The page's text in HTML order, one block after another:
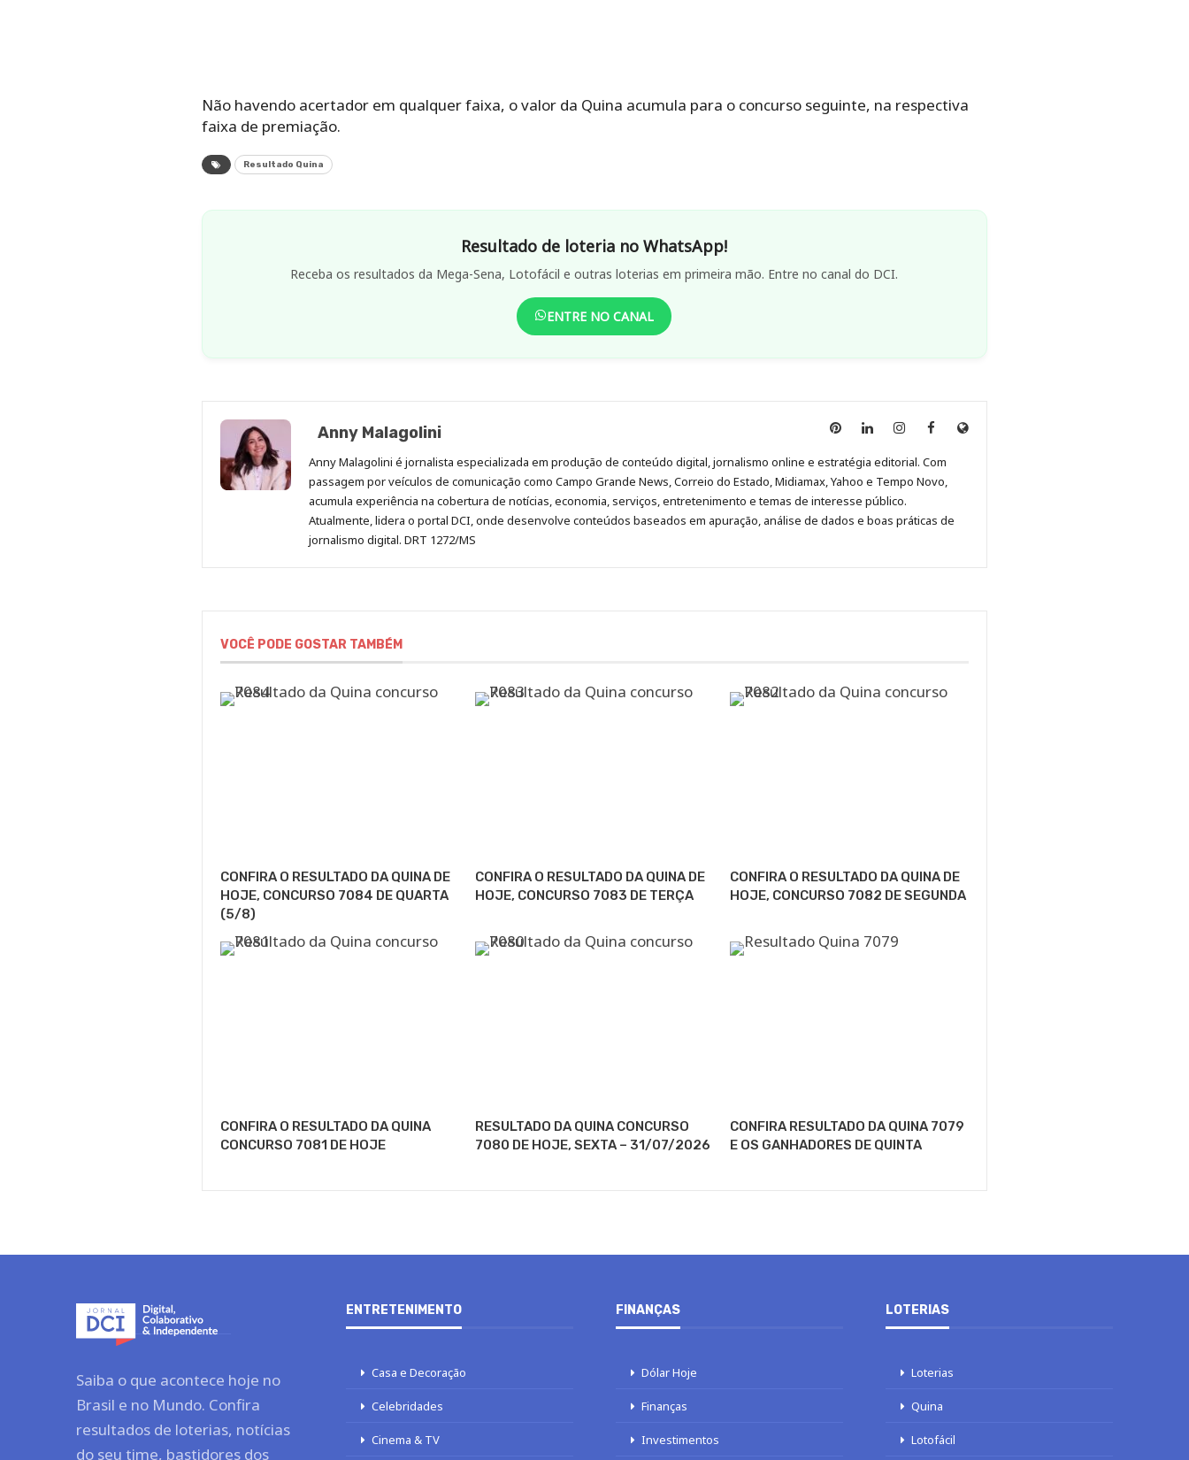
Não havendo acertador em qualquer faixa, o valor da Quina acumula para o concurso seguinte, na respectiva
faixa de premiação.
Resultado Quina
Resultado de loteria no WhatsApp!
Receba os resultados da Mega-Sena, Lotofácil e outras loterias em primeira mão. Entre no canal do DCI.
ENTRE NO CANAL
Anny Malagolini
Anny
no
Pinterest
Anny
no
LinkedIn
Anny
no
Instagram
Anny
no
Facebook
Site
Anny Malagolini é jornalista especializada em produção de conteúdo digital, jornalismo online e estratégia editorial. Com
passagem por veículos de comunicação como Campo Grande News, Correio do Estado, Midiamax, Yahoo e Tempo Novo,
acumula experiência na cobertura de notícias, economia, serviços, entretenimento e temas de interesse público.
Atualmente, lidera o portal DCI, onde desenvolve conteúdos baseados em apuração, análise de dados e boas práticas de
jornalismo digital. DRT 1272/MS
VOCÊ PODE GOSTAR TAMBÉM
CONFIRA O RESULTADO DA QUINA DE
HOJE, CONCURSO 7084 DE QUARTA
(5/8)
CONFIRA O RESULTADO DA QUINA DE
HOJE, CONCURSO 7083 DE TERÇA
CONFIRA O RESULTADO DA QUINA DE
HOJE, CONCURSO 7082 DE SEGUNDA
CONFIRA O RESULTADO DA QUINA
CONCURSO 7081 DE HOJE
RESULTADO DA QUINA CONCURSO
7080 DE HOJE, SEXTA – 31/07/2026
CONFIRA RESULTADO DA QUINA 7079
E OS GANHADORES DE QUINTA
Saiba o que acontece hoje no
Brasil e no Mundo. Confira
resultados de loterias, notícias
do seu time, bastidores dos
ENTRETENIMENTO
Casa e Decoração
Celebridades
Cinema & TV
FINANÇAS
Dólar Hoje
Finanças
Investimentos
LOTERIAS
Loterias
Quina
Lotofácil